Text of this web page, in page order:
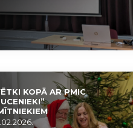
KOPĀ AR PMIC